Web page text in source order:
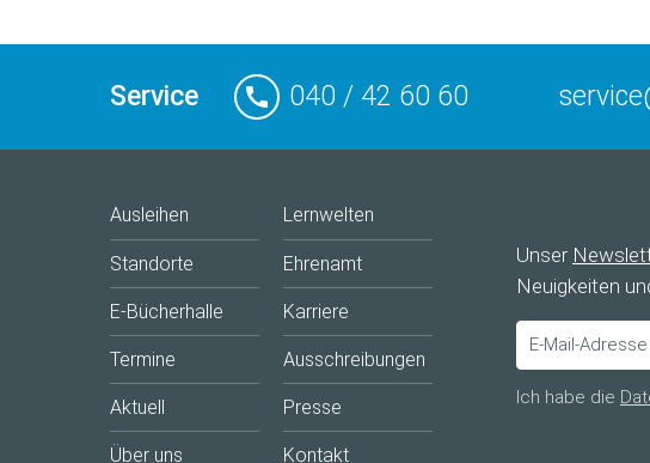
Service 040 / 42 60 60
Ausleihen
Standorte
E-Bücherhalle
Termine
Aktuell
Über uns
Lernwelten
Ehrenamt
Karriere
Ausschreibungen
Presse
Kontakt
Unser
Neuigkeiten
Ich habe die